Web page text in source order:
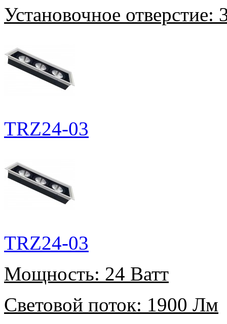
Установочное отверстие:
TRZ24-03
TRZ24-03
Мощность: 24 Ватт
Световой поток: 1900 Лм